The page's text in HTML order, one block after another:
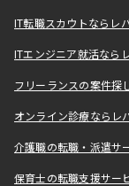
IT転職スカウトならレ
ITエンジニア就活なら
フリーランスの案件探
オンライン診療ならレ
介護職の転職・派遣サ
保育士の転職支援サー